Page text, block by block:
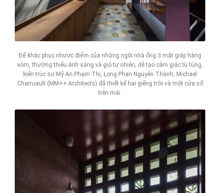
Để khắc phục nhược điểm của những ngôi nhà ống 3 mặt giáp hàng
xóm, thường thiếu ánh sáng và gió tự nhiên, dễ tạo cảm giác tù túng,
kiến trúc sư Mỹ An Phạm Thị, Long Phan Nguyễn Thành, Michael
Charruault (MM++ Architects) đã thiết kế hai giếng trời và một cửa sổ
trên mái.